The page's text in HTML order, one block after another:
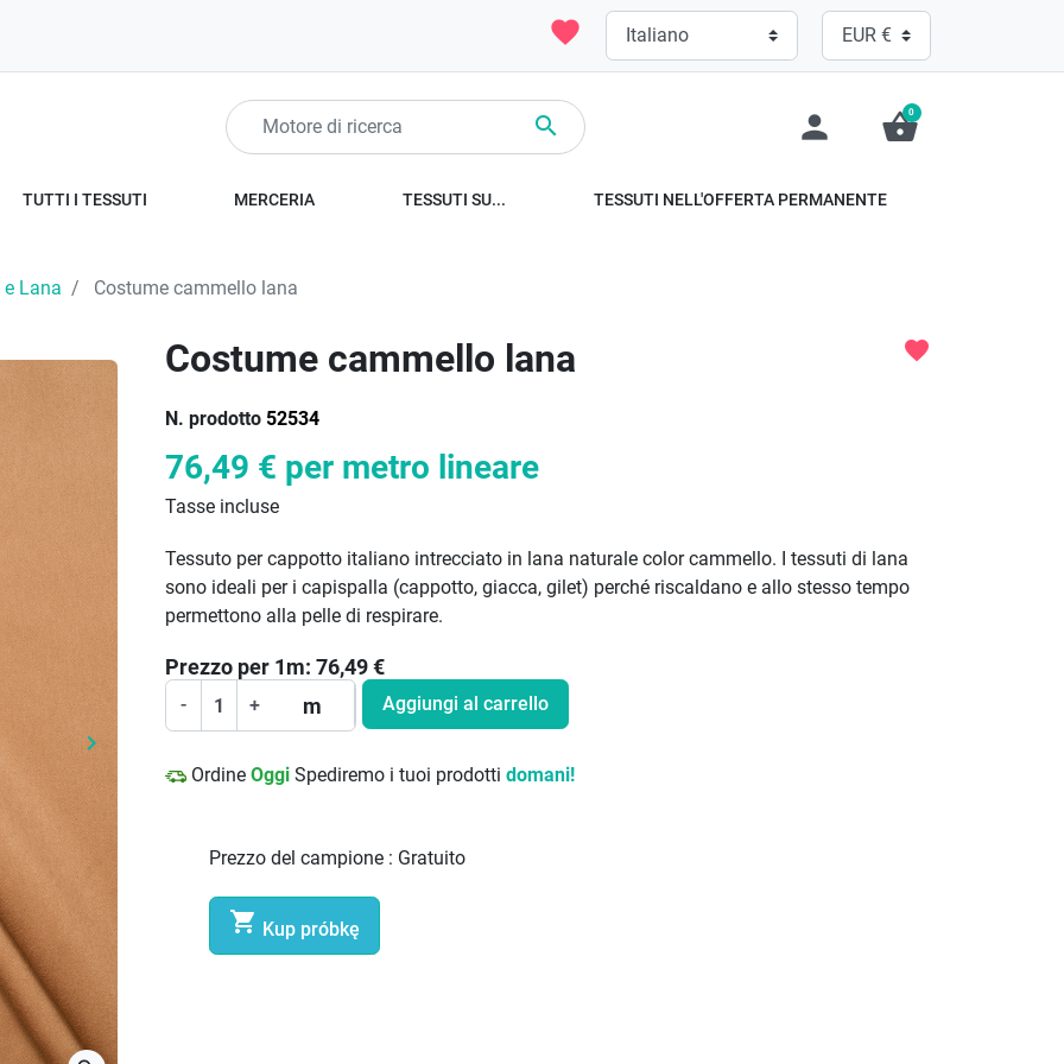
favorite
 person shopping_basket
0
TUTTI I TESSUTI MERCERIA TESSUTI SU... TESSUTI NELL'OFFERTA PERMANENTE
e Lana Costume cammello lana
Prossimo
keyboard_arrow_right
Costume cammello lana
N. prodotto 52534
favorite
76,49 € per metro lineare
Tasse incluse
Tessuto per cappotto italiano intrecciato in lana naturale color cammello. I tessuti di lana
sono ideali per i capispalla (cappotto, giacca, gilet) perché riscaldano e allo stesso tempo
permettono alla pelle di respirare.
Prezzo per 1m: 76,49€
- + m Aggiungi al carrello
Ordine Oggi Spediremo i tuoi prodotti domani!
Prezzo del campione : Gratuito
 Kup próbkę